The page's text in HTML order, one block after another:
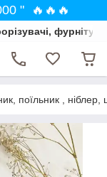
" 🔥🔥🔥
поїльник , ніблер,